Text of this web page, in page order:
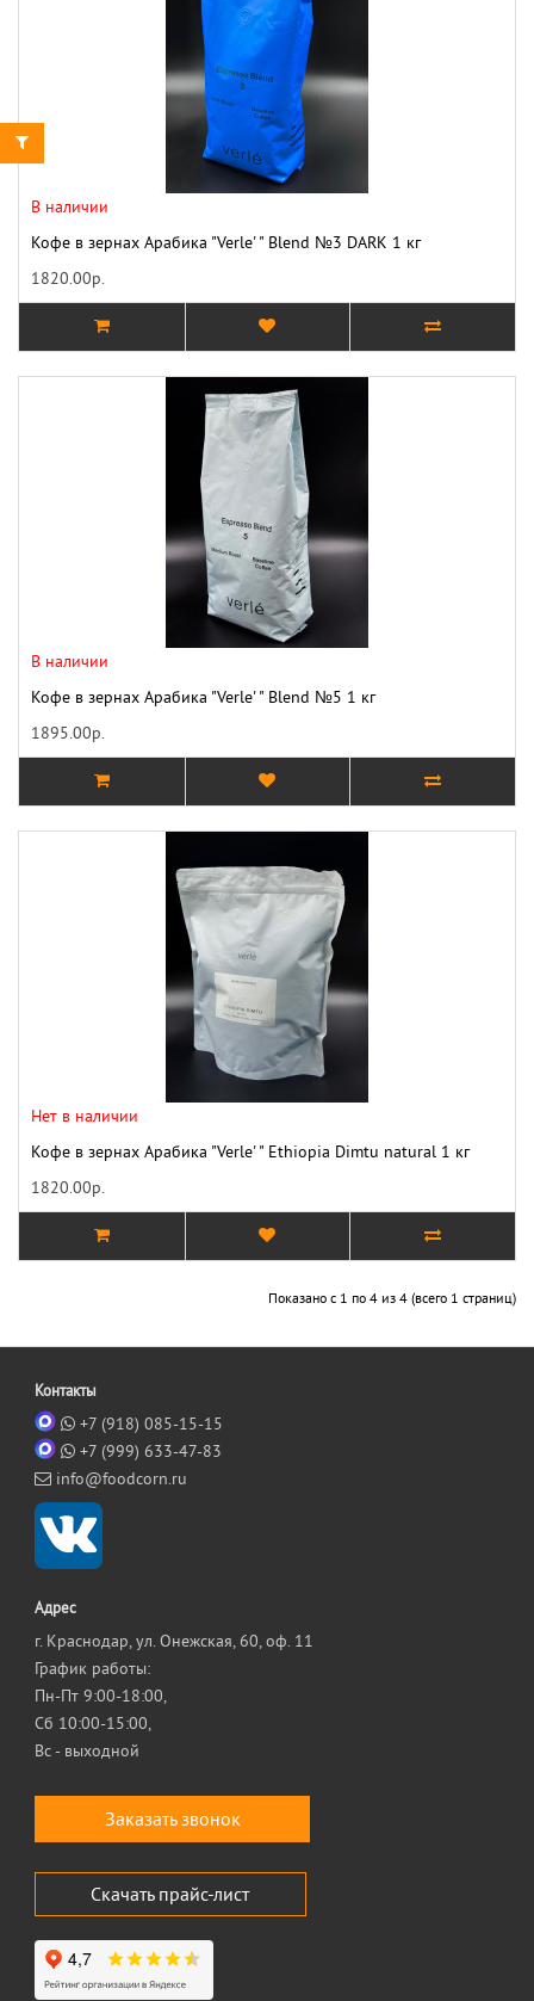
В наличии
Кофе в зернах Арабика "Verle' " Blend №3 DARK 1 кг
1820.00р.
В наличии
Кофе в зернах Арабика "Verle' " Blend №5 1 кг
1895.00р.
Нет в наличии
Кофе в зернах Арабика "Verle' " Ethiopia Dimtu natural 1 кг
1820.00р.
Показано с 1 по 4 из 4 (всего 1 страниц)
Контакты
+7 (918) 085-15-15
+7 (999) 633-47-83
info@foodcorn.ru
Адрес
г. Краснодар, ул. Онежская, 60, оф. 11
График работы:
Пн-Пт 9:00-18:00,
Сб 10:00-15:00,
Вс - выходной
Заказать звонок
Скачать прайс-лист